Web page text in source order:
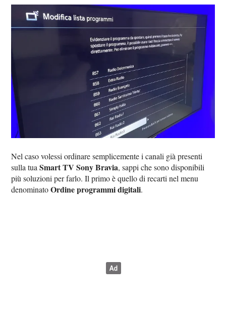
Nel caso volessi ordinare semplicemente i canali già presenti
sulla tuaSmart TV Sony Bravia, sappi che sono disponibili
più soluzioni per farlo. Il primo è quello di recarti nel menu
denominatoOrdine programmi digitali.